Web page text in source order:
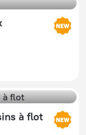
à flot